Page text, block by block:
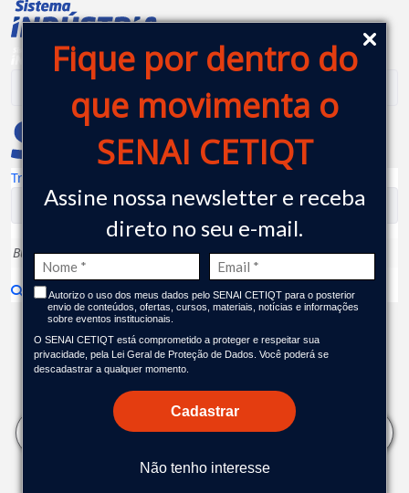
Fique por dentro do
que movimenta o
SENAI CETIQT
Assine nossa newsletter e receba
direto no seu e-mail.
Autorizo o uso dos meus dados pelo SENAI CETIQT para o posterior
envio de conteúdos, ofertas, cursos, materiais, notícias e informações
sobre eventos institucionais.
O SENAI CETIQT está comprometido a proteger e respeitar sua
privacidade, pela Lei Geral de Proteção de Dados. Você poderá se
descadastrar a qualquer momento.
Cadastrar
Não tenho interesse
Pular para o Conteúdo principal
SENAI CETIQT - Centro de
Transparência
Publicações